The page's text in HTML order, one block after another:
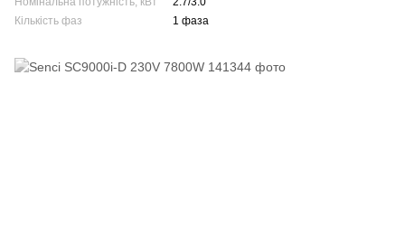
Кількість фаз
1 фаза